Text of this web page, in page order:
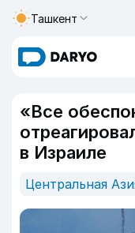
Ташкент
«Все
в Израиле
Центральная